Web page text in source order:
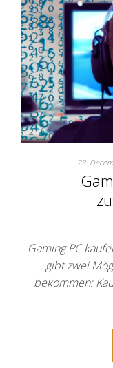
23.
Gaming PC
gibt zwei
bekommen: